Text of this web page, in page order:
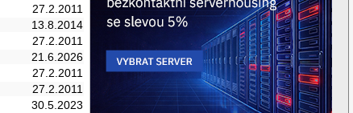
27.2.2011
13.8.2014
27.2.2011
21.6.2026
27.2.2011
27.2.2011
30.5.2023